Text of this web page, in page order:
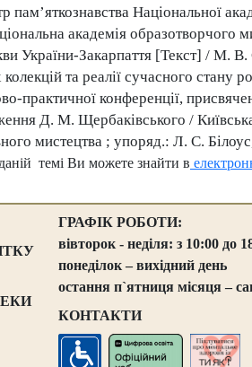
Національної
академія
України-Закарпаття [Текст] / М.
та реалії сучасного стану
практичної конференції,
Д. М. Щербаківського /
мистецтва ; упоряд.: Л. С.
темі Ви можете знайти в
ГРАФІК РОБОТИ:
вівторок - неділя: з 10:00 до
понеділок – вихідний день
остання п`ятниця місяця –
КОНТАКТИ